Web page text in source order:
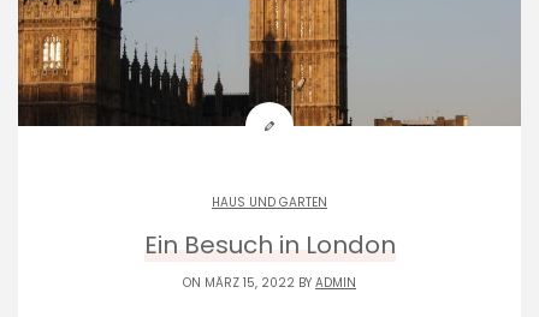
HAUS UND GARTEN
Ein Besuch in London
ON MÄRZ 15, 2022 BY ADMIN